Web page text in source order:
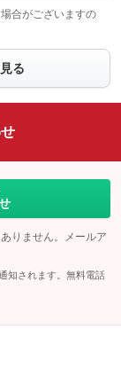
ー
メラ
ラ
ル
トウォッシャー
合がございますの
る
りません。メールア
知されます。無料電話